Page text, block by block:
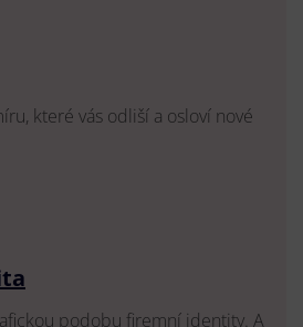
které vás odliší a osloví nové
podobu firemní identity. A